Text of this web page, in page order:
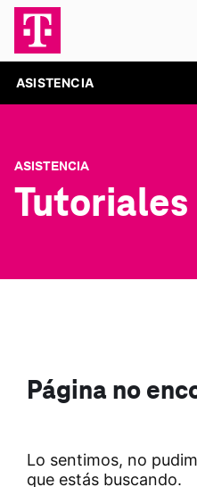
ASISTENCIA
ASISTENCIA
Tutoriales